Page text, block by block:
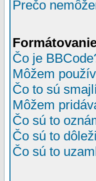
Prečo
Čo je
Môžem
Čo to sú
Môžem
Čo sú to
Čo sú to
Čo sú to